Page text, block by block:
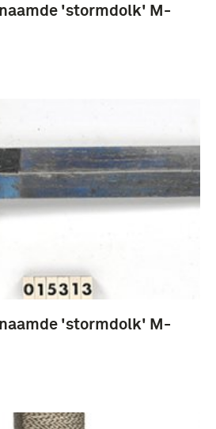
'stormdolk' M-
'stormdolk' M-